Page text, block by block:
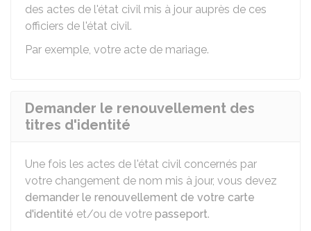
des actes de l'état civil mis à jour auprès de ces
officiers de l'état civil.
Par exemple, votre acte de mariage.
Demander le renouvellement des
titres d'identité
Une fois les actes de l'état civil concernés par
votre changement de nom mis à jour, vous devez
demander le renouvellement de votre carte
d'identité et/ou de votre passeport.